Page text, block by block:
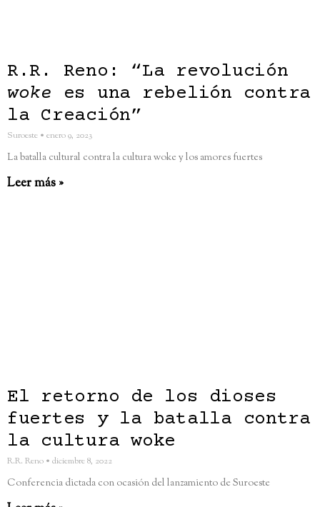
R.R. Reno: “La revolución
woke es una rebelión contra
la Creación”
Suroeste enero 9, 2023
La batalla cultural contra la cultura woke y los amores fuertes
Leer más »
El retorno de los dioses
fuertes y la batalla contra
la cultura woke
R.R. Reno diciembre 8, 2022
Conferencia dictada con ocasión del lanzamiento de Suroeste